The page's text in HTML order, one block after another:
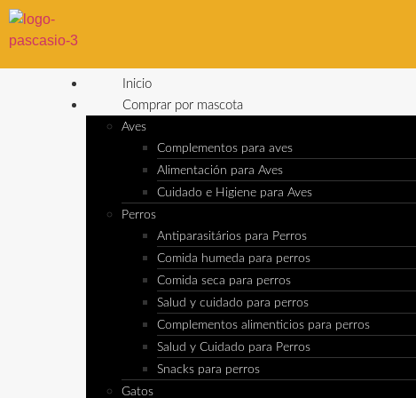
Inicio
Comprar por mascota
Aves
Complementos para aves
Alimentación para Aves
Cuidado e Higiene para Aves
Perros
Antiparasitários para Perros
Comida humeda para perros
Comida seca para perros
Salud y cuidado para perros
Complementos alimenticios para perros
Salud y Cuidado para Perros
Snacks para perros
Gatos